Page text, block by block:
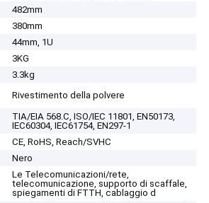
482mm
380mm
44mm, 1U
3KG
3.3kg
Rivestimento della polvere
TIA/EIA 568.C, ISO/IEC 11801, EN50173,
IEC60304, IEC61754, EN297-1
CE, RoHS, Reach/SVHC
Nero
Le Telecomunicazioni/rete,
telecomunicazione, supporto di scaffale,
spiegamenti di FTTH, cablaggio d